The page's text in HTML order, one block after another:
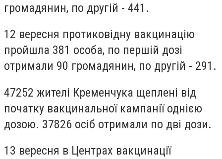
громадянин, по другій - 441.
12 вересня протиковідну вакцинацію
пройшла 381 особа, по першій дозі
отримали 90 громадянин, по другій - 291.
47252 жителі Кременчука щеплені від
початку вакцинальної кампанії однією
дозою. 37826 осіб отримали по дві дози.
13 вересня в Центрах вакцинації